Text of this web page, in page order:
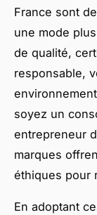
France sont
une mode
de qualité,
responsable,
soyez un
entrepreneur
marques
éthiques pour
En adoptant